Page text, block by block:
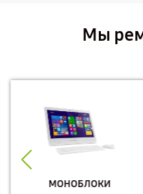
Мы
МОНОБЛОКИ